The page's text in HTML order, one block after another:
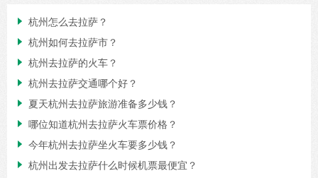
 杭州怎么去拉萨？
 杭州如何去拉萨市？
 杭州去拉萨的火车？
 杭州去拉萨交通哪个好？
 夏天杭州去拉萨旅游准备多少钱？
 哪位知道杭州去拉萨火车票价格？
 今年杭州去拉萨坐火车要多少钱？
 杭州出发去拉萨什么时候机票最便宜？